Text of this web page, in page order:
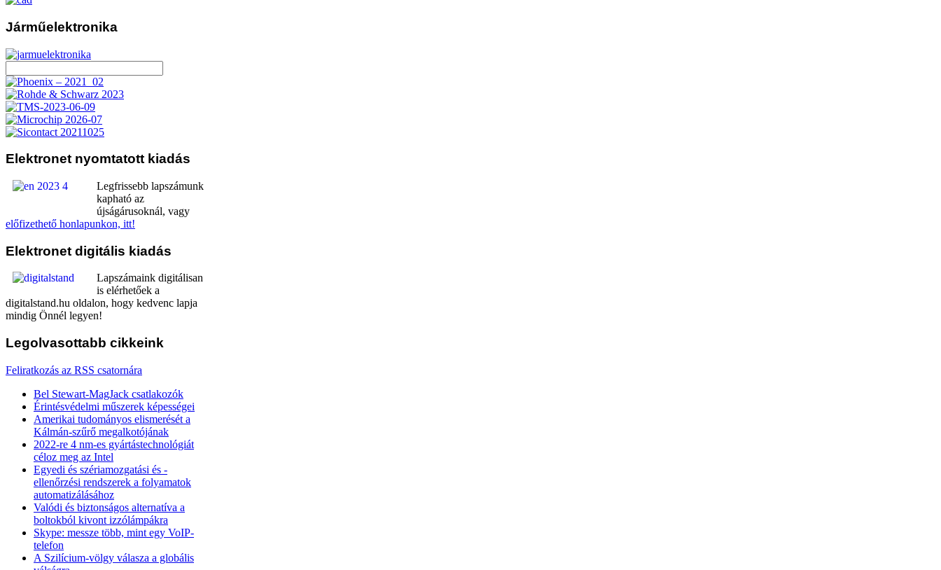
Járműelektronika
Elektronet nyomtatott kiadás
Legfrissebb lapszámunk
kapható az
újságárusoknál, vagy
előfizethető honlapunkon, itt!
Elektronet digitális kiadás
Lapszámaink digitálisan
is elérhetőek a
digitalstand.hu oldalon, hogy kedvenc lapja
mindig Önnél legyen!
Legolvasottabb cikkeink
Feliratkozás az RSS csatornára
Bel Stewart-MagJack csatlakozók
Érintésvédelmi műszerek képességei
Amerikai tudományos elismerését a
Kálmán-szűrő megalkotójának
2022-re 4 nm-es gyártástechnológiát
céloz meg az Intel
Egyedi és szériamozgatási és -
ellenőrzési rendszerek a folyamatok
automatizálásához
Valódi és biztonságos alternatíva a
boltokból kivont izzólámpákra
Skype: messze több, mint egy VoIP-
telefon
A Szilícium-völgy válasza a globális